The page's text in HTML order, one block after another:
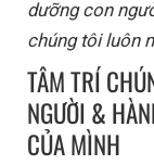
dưỡng con
chúng tôi luôn
TÂM TRÍ
NGƯỜI &
CỦA MÌNH